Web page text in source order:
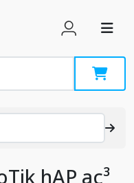
hAP ac³